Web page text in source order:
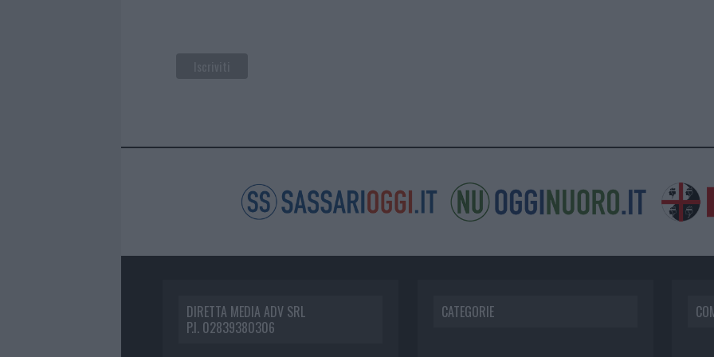
DIRETTA MEDIA ADV SRL
P.I. 02839380306
CATEGORIE